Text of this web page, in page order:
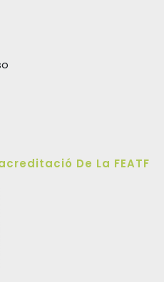
De La FEATF